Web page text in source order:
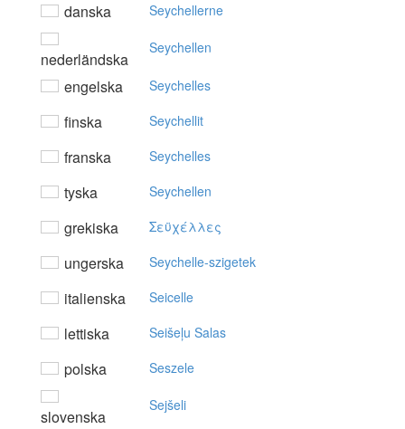
danska Seychellerne
nederländska
Seychellen
engelska Seychelles
finska Seychellit
franska Seychelles
tyska Seychellen
grekiska Σεϋχέλλες
ungerska Seychelle-szigetek
italienska Seicelle
lettiska Seišeļu Salas
polska Seszele
slovenska
Sejšeli